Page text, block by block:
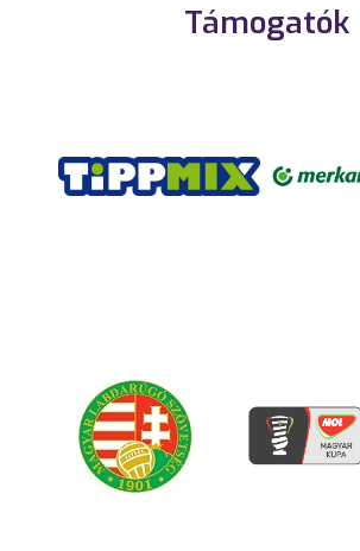
Támogatók